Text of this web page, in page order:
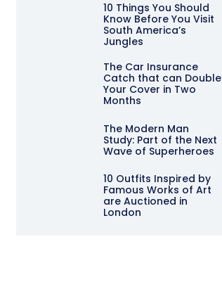
10 Things You Should
Know Before You Visit
South America’s
Jungles
The Car Insurance
Catch that can Double
Your Cover in Two
Months
The Modern Man
Study: Part of the Next
Wave of Superheroes
10 Outfits Inspired by
Famous Works of Art
are Auctioned in
London